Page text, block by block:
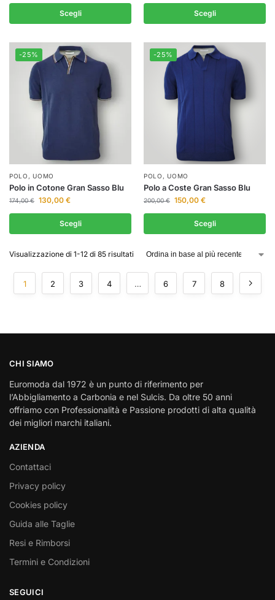
Scegli Scegli
-25%
POLO ,UOMO
Polo in Cotone Gran Sasso Blu
174,00€ 130,00 €
Scegli
-25%
POLO ,UOMO
Polo a Coste Gran Sasso Blu
200,00€ 150,00 €
Scegli
Visualizzazione di 1-12 di 85 risultati
1 2 3 4 … 6 7 8
CHI SIAMO
Euromoda dal 1972 è un punto di riferimento per
l’Abbigliamento a Carbonia e nel Sulcis. Da oltre 50 anni
offriamo con Professionalità e Passione prodotti di alta qualità
dei migliori marchi italiani.
AZIENDA
Contattaci
Privacy policy
Cookies policy
Guida alle Taglie
Resi e Rimborsi
Termini e Condizioni
SEGUICI